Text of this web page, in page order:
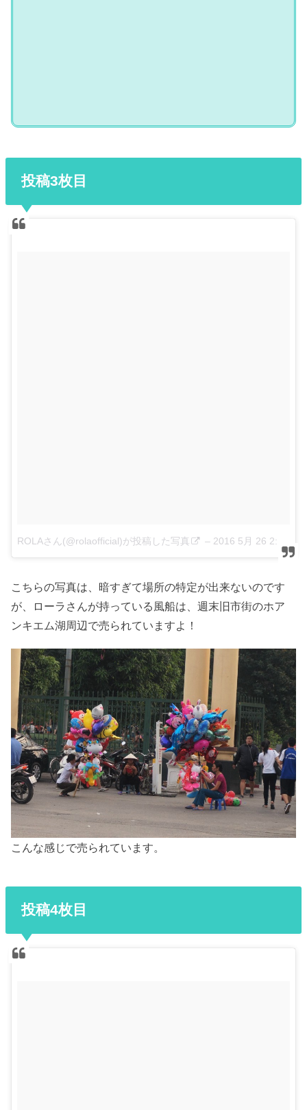
投稿3枚目
ROLAさん(@rolaofficial)が投稿した写真 – 2016 5月 26 2:24午前 PDT
こちらの写真は、暗すぎて場所の特定が出来ないのです
が、ローラさんが持っている風船は、週末旧市街のホア
ンキエム湖周辺で売られていますよ！
こんな感じで売られています。
投稿4枚目